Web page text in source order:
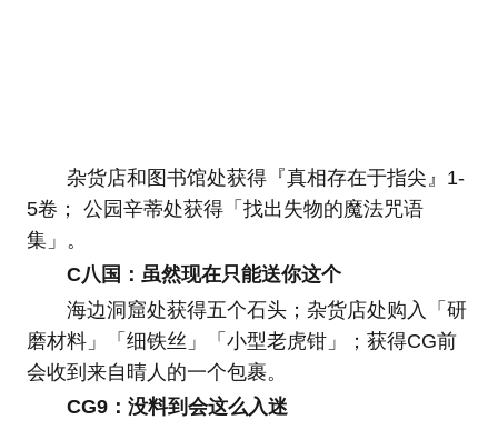
杂货店和图书馆处获得『真相存在于指尖』1-
5卷； 公园辛蒂处获得「找出失物的魔法咒语
集」。
C八国：虽然现在只能送你这个
海边洞窟处获得五个石头；杂货店处购入「研
磨材料」「细铁丝」「小型老虎钳」；获得CG前
会收到来自晴人的一个包裹。
CG9：没料到会这么入迷